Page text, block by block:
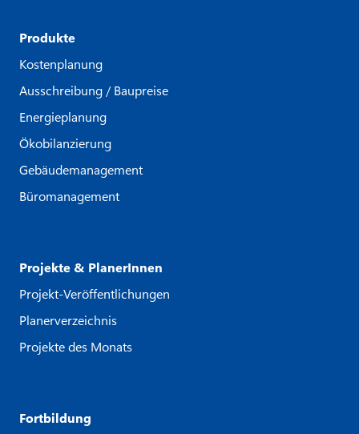
Produkte
Kostenplanung
Ausschreibung / Baupreise
Energieplanung
Ökobilanzierung
Gebäudemanagement
Büromanagement
Projekte & PlanerInnen
Projekt-Veröffentlichungen
Planerverzeichnis
Projekte des Monats
Fortbildung